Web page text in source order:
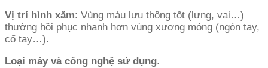
Vị trí hình xăm: Vùng máu lưu thông tốt (lưng, vai…)
thường hồi phục nhanh hơn vùng xương mỏng (ngón tay,
cổ tay…).
Loại máy và công nghệ sử dụng.